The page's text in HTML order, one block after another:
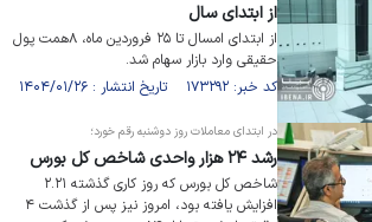
از ابتدای سال
از ابتدای امسال تا ۲۵ فروردین ماه، ۸همت پول
حقیقی وارد بازار سهام شد.
کد خبر: ۱۷۳۲۹۲ تاریخ انتشار : ۱۴۰۴/۰۱/۲۶
در ابتدای معاملات روز دوشنبه رقم خورد؛
رشد ۲۴ هزار واحدی شاخص کل بورس
شاخص کل بورس که روز کاری گذشته ۲.۲۱
افزایش یافته بود، امروز نیز پس از گذشت ۴